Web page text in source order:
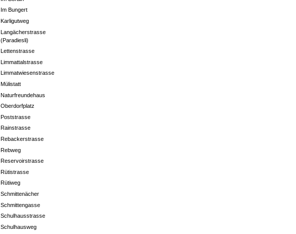
Im Bungert
Karligutweg
Langächerstrasse
(Paradiesli)
Lettenstrasse
Limmattalstrasse
Limmatwiesenstrasse
Mülistatt
Naturfreundehaus
Oberdorfplatz
Poststrasse
Rainstrasse
Rebackerstrasse
Rebweg
Reservoirstrasse
Rütistrasse
Rütiweg
Schmittenächer
Schmittengasse
Schulhausstrasse
Schulhausweg